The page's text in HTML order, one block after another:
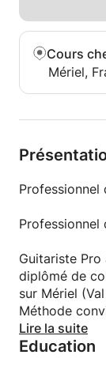
Cours
Mériel,
Professionnel
Professionnel
Guitariste
diplômé de
sur Mériel
Méthode
débuter
Lire la suite
Education